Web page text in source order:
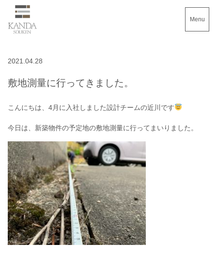
Menu
2021.04.28
敷地測量に行ってきました。
こんにちは、4月に入社しました設計チームの近川です
今日は、新築物件の予定地の敷地測量に行ってまいりました。